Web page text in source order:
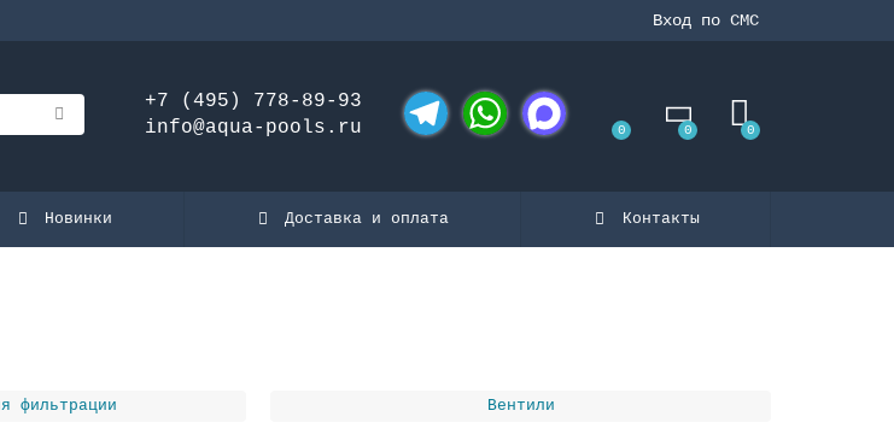
Вход по СМС
+7 (495) 778-89-93
info@aqua-pools.ru
0 0 0
Новинки Доставка и оплата Контакты
фильтрации Вентили